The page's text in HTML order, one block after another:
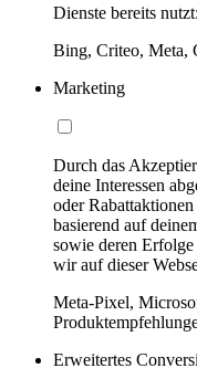
Dienste bereits nutzt:
Bing, Criteo, Meta,
Marketing
Durch das
deine Interessen
oder
basierend auf
sowie deren
wir auf dieser
Meta-Pixel,
Erweitertes